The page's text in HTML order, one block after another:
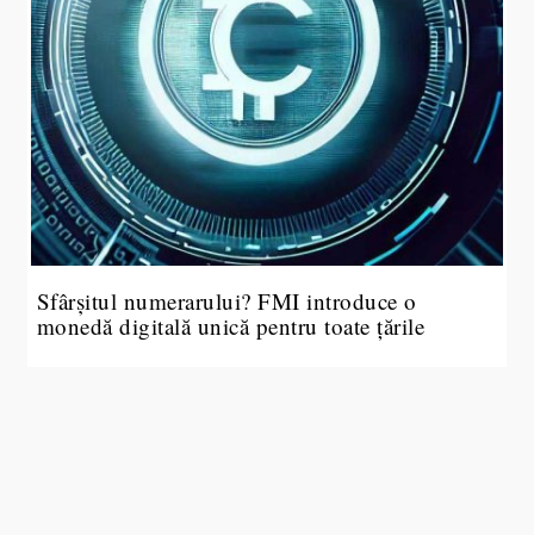
Sfârșitul numerarului? FMI introduce o
monedă digitală unică pentru toate țările